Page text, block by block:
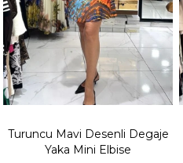
Turuncu Mavi Desenli Degaje
Yaka Mini Elbise